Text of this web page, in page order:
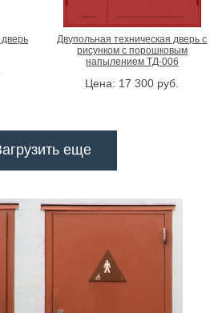
Двупольная техническая дверь с
рисунком с порошковым
напылением ТД-006
Цена: 17 300 руб.
еще